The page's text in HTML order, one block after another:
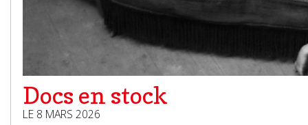
Docs en stock
LE 8 MARS 2026